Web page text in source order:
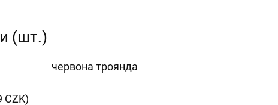
(шт.)
червона троянда
CZK)